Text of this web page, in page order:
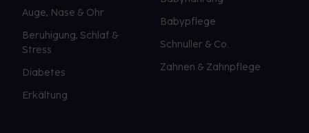
Auge, Nase & Ohr
Beruhigung, Schlaf &
Stress
Diabetes
Erkältung
Babypflege
Schnuller & Co.
Zahnen & Zahnpflege